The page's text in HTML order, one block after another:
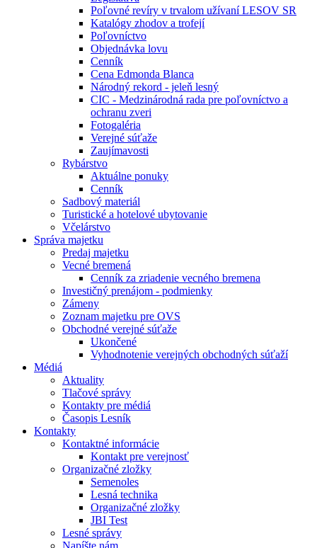
Poľovné revíry v trvalom užívaní LESOV SR
Katalógy zhodov a trofejí
Poľovníctvo
Objednávka lovu
Cenník
Cena Edmonda Blanca
Národný rekord - jeleň lesný
CIC - Medzinárodná rada pre poľovníctvo a
ochranu zveri
Fotogaléria
Verejné súťaže
Zaujímavosti
Rybárstvo
Aktuálne ponuky
Cenník
Sadbový materiál
Turistické a hotelové ubytovanie
Včelárstvo
Správa majetku
Predaj majetku
Vecné bremená
Cenník za zriadenie vecného bremena
Investičný prenájom - podmienky
Zámeny
Zoznam majetku pre OVS
Obchodné verejné súťaže
Ukončené
Vyhodnotenie verejných obchodných súťaží
Médiá
Aktuality
Tlačové správy
Kontakty pre médiá
Časopis Lesník
Kontakty
Kontaktné informácie
Kontakt pre verejnosť
Organizačné zložky
Semenoles
Lesná technika
Organizačné zložky
JBI Test
Lesné správy
Napíšte nám